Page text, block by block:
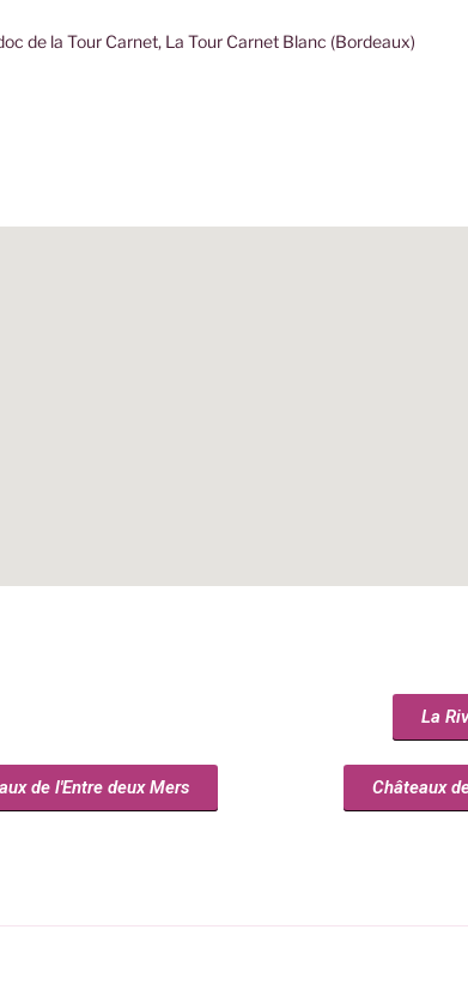
de la Tour Carnet, La Tour Carnet Blanc (Bordeaux)
La
de l'Entre deux Mers Châteaux